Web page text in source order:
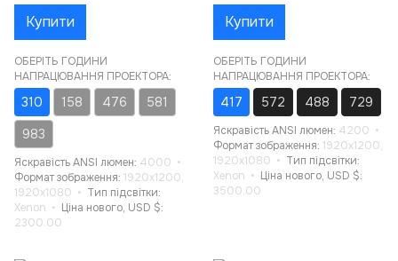
Купити
ОБЕРІТЬ ГОДИНИ
НАПРАЦЮВАННЯ ПРОЕКТОРА:
310 158 476
581
983
Яскравість ANSI люмен 4000
Формат зображення 1920x1200,
1920x1080
Тип підсвітки
Xenon
Ціна нового, USD $
2300.00
Купити
ОБЕРІТЬ ГОДИНИ
НАПРАЦЮВАННЯ ПРОЕКТОРА:
417 572 488 729
Яскравість ANSI люмен 4200
Формат зображення 1920x1200,
1920x1080
Тип підсвітки
Xenon
Ціна нового, USD $
3500.00